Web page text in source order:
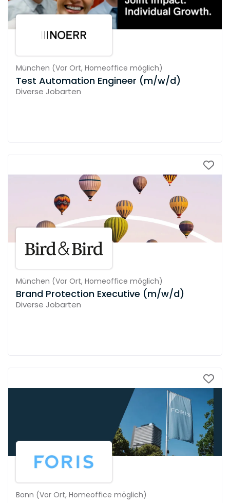
München (Vor Ort, Homeoffice möglich)
Test Automation Engineer (m/w/d)
Diverse Jobarten
München (Vor Ort, Homeoffice möglich)
Brand Protection Executive (m/w/d)
Diverse Jobarten
Bonn (Vor Ort, Homeoffice möglich)